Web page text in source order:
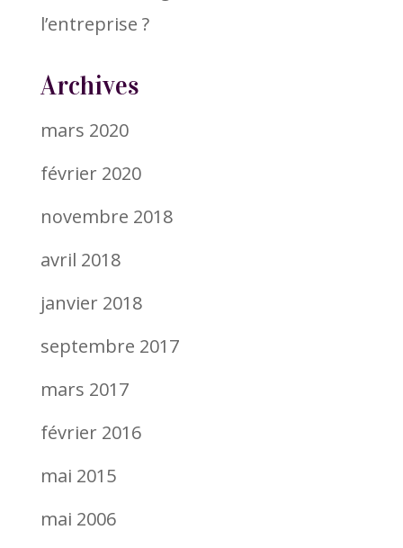
l’entreprise ?
Archives
mars 2020
février 2020
novembre 2018
avril 2018
janvier 2018
septembre 2017
mars 2017
février 2016
mai 2015
mai 2006